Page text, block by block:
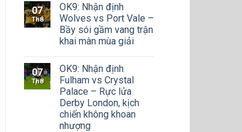
07
Th8
OK9: Nhận định
Wolves vs Port Vale –
Bầy sói gầm vang trận
khai màn mùa giải
07
Th8
OK9: Nhận định
Fulham vs Crystal
Palace – Rực lửa
Derby London, kịch
chiến không khoan
nhượng